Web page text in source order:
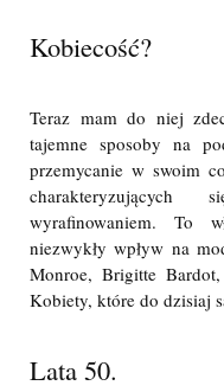
Kobiecość?
Teraz mam do niej
tajemne sposoby na
przemycanie w swoim
wyrafinowaniem. To
niezwykły wpływ na
Monroe, Brigitte
Kobiety, które do dzisiaj
Lata 50.